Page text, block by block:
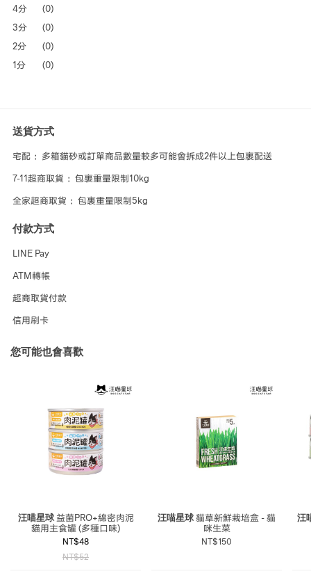
4分
(0)
3分
(0)
2分
(0)
1分
(0)
送貨方式
宅配 ：多箱貓砂或訂單商品數量較多可能會拆成2件以上包裹配送
7-11超商取貨 ：包裹重量限制10kg
全家超商取貨 ：包裹重量限制5kg
付款方式
LINE Pay
ATM轉帳
超商取貨付款
信用刷卡
您可能也會喜歡
汪喵星球益菌PRO+綿密肉泥
貓用主食罐 (多種口味)
NT$48
NT$52
汪喵星球貓草新鮮栽培盒 - 貓
咪生菜
NT$150
汪